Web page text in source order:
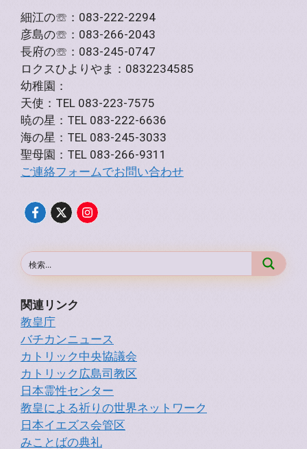
細江の☏：083-222-2294
彦島の☏：083-266-2043
長府の☏：083-245-0747
ロクスひよりやま：0832234585
幼稚園：
天使：TEL 083-223-7575
暁の星：TEL 083-222-6636
海の星：TEL 083-245-3033
聖母園：TEL 083-266-9311
ご連絡フォームでお問い合わせ
関連リンク
教皇庁
バチカンニュース
カトリック中央協議会
カトリック広島司教区
日本霊性センター
教皇による祈りの世界ネットワーク
日本イエズス会管区
みことばの典礼